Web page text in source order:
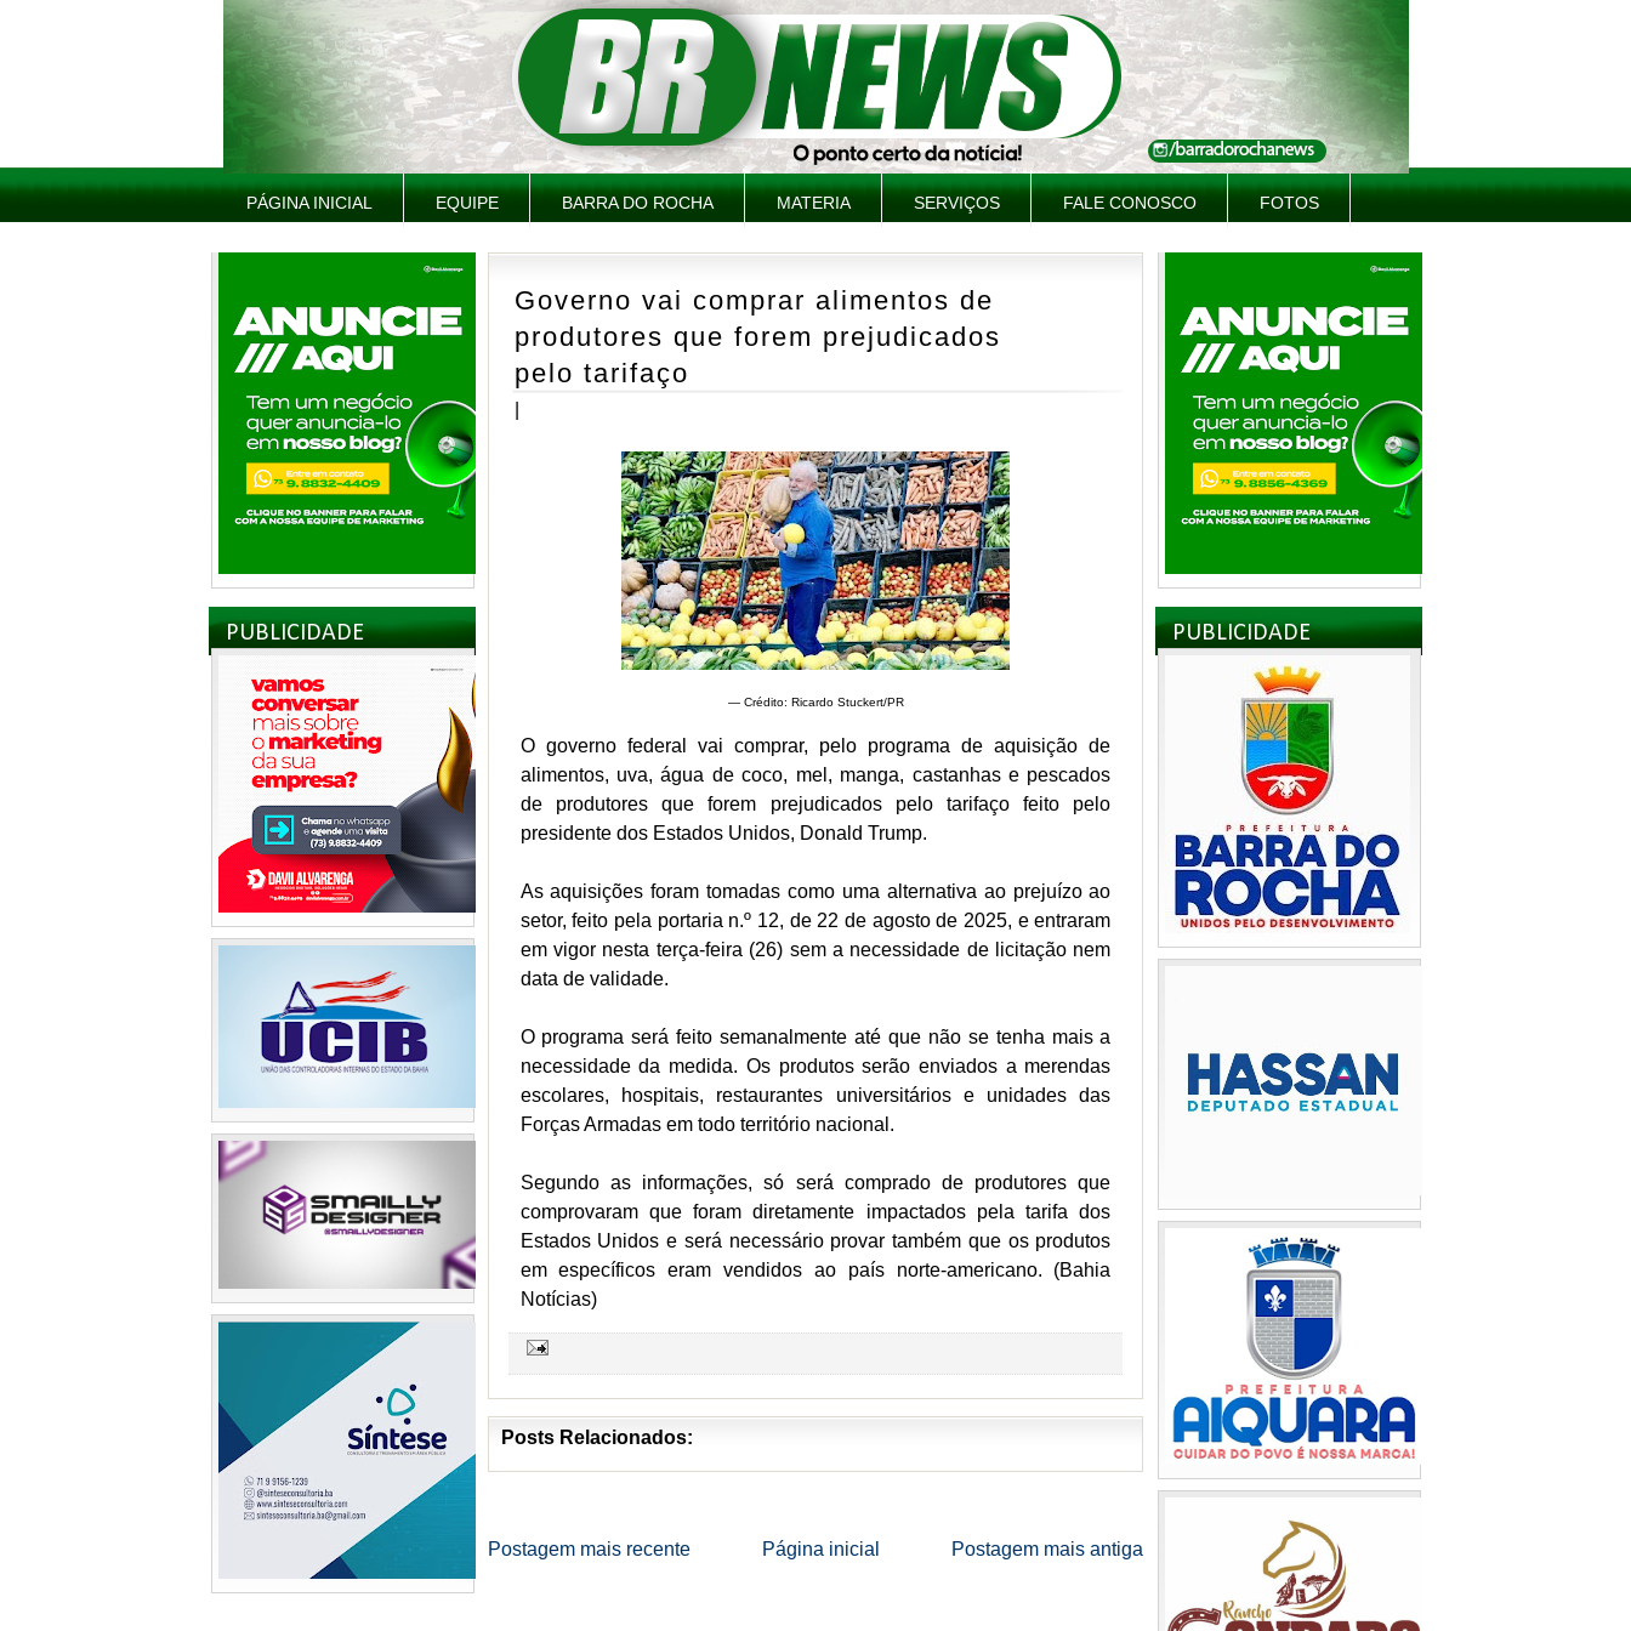
PÁGINA INICIAL EQUIPE BARRA DO ROCHA MATERIA SERVIÇOS FALE CONOSCO FOTOS
PUBLICIDADE
Governo vai comprar alimentos de
produtores que forem prejudicados
pelo tarifaço
— Crédito: Ricardo Stuckert/PR
O governo federal vai comprar, pelo programa de aquisição de
alimentos, uva, água de coco, mel, manga, castanhas e pescados
de produtores que forem prejudicados pelo tarifaço feito pelo
presidente dos Estados Unidos, Donald Trump.
As aquisições foram tomadas como uma alternativa ao prejuízo ao
setor, feito pela portaria n.º 12, de 22 de agosto de 2025, e entraram
em vigor nesta terça-feira (26) sem a necessidade de licitação nem
data de validade.
O programa será feito semanalmente até que não se tenha mais a
necessidade da medida. Os produtos serão enviados a merendas
escolares, hospitais, restaurantes universitários e unidades das
Forças Armadas em todo território nacional.
Segundo as informações, só será comprado de produtores que
comprovaram que foram diretamente impactados pela tarifa dos
Estados Unidos e será necessário provar também que os produtos
em específicos eram vendidos ao país norte-americano. (Bahia
Notícias)
Posts Relacionados:
Postagem mais recente Postagem mais antiga
Página inicial
PUBLICIDADE